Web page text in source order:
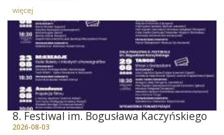
więcej
8. Festiwal im. Bogusława Kaczyńskiego
2026-08-03